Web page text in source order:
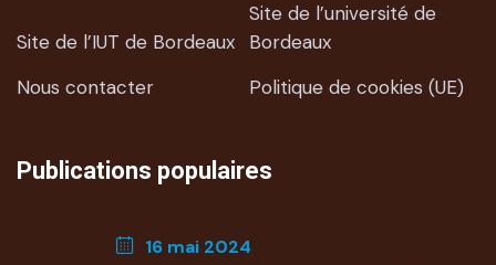
Site de l’IUT de Bordeaux
Site de l’université de
Bordeaux
Nous contacter
Politique de cookies (UE)
Publications populaires
16 mai 2024